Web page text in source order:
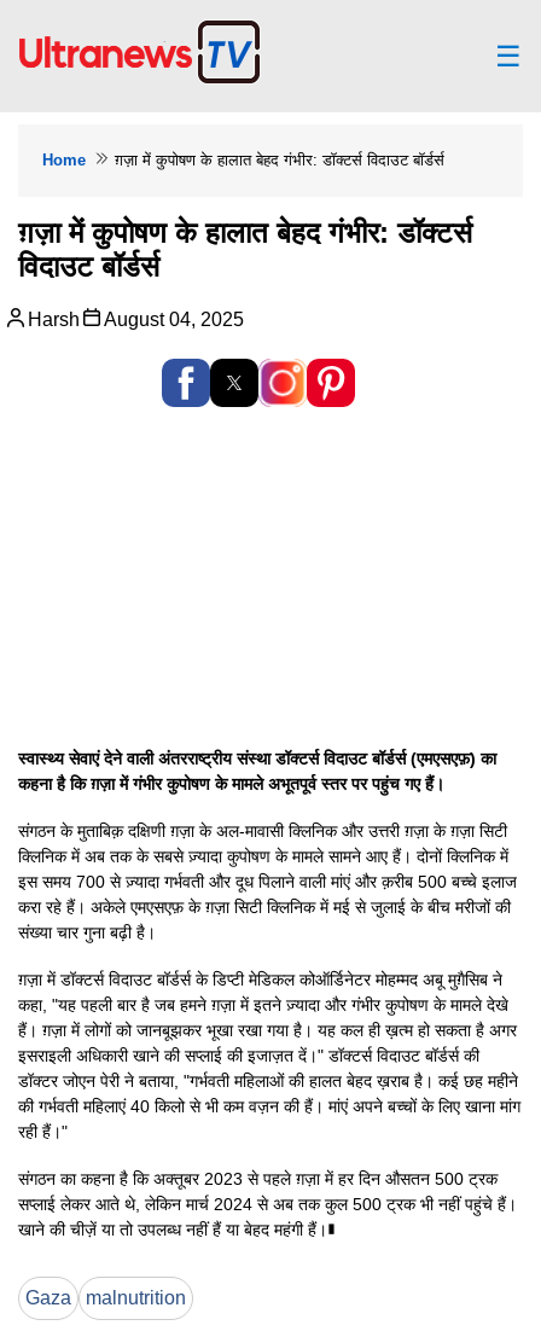
☰
Home ग़ज़ा में कुपोषण के हालात बेहद गंभीर: डॉक्टर्स विदाउट बॉर्डर्स
ग़ज़ा में कुपोषण के हालात बेहद गंभीर: डॉक्टर्स
विदाउट बॉर्डर्स
Harsh August 04, 2025
स्वास्थ्य सेवाएं देने वाली अंतरराष्ट्रीय संस्था डॉक्टर्स विदाउट बॉर्डर्स (एमएसएफ़) का
कहना है कि ग़ज़ा में गंभीर कुपोषण के मामले अभूतपूर्व स्तर पर पहुंच गए हैं।
संगठन के मुताबिक़ दक्षिणी ग़ज़ा के अल-मावासी क्लिनिक और उत्तरी ग़ज़ा के ग़ज़ा सिटी
क्लिनिक में अब तक के सबसे ज़्यादा कुपोषण के मामले सामने आए हैं। दोनों क्लिनिक में
इस समय 700 से ज़्यादा गर्भवती और दूध पिलाने वाली मांएं और क़रीब 500 बच्चे इलाज
करा रहे हैं। अकेले एमएसएफ़ के ग़ज़ा सिटी क्लिनिक में मई से जुलाई के बीच मरीजों की
संख्या चार गुना बढ़ी है।
ग़ज़ा में डॉक्टर्स विदाउट बॉर्डर्स के डिप्टी मेडिकल कोऑर्डिनेटर मोहम्मद अबू मुग़ैसिब ने
कहा, "यह पहली बार है जब हमने ग़ज़ा में इतने ज़्यादा और गंभीर कुपोषण के मामले देखे
हैं। ग़ज़ा में लोगों को जानबूझकर भूखा रखा गया है। यह कल ही ख़त्म हो सकता है अगर
इसराइली अधिकारी खाने की सप्लाई की इजाज़त दें।" डॉक्टर्स विदाउट बॉर्डर्स की
डॉक्टर जोएन पेरी ने बताया, "गर्भवती महिलाओं की हालत बेहद ख़राब है। कई छह महीने
की गर्भवती महिलाएं 40 किलो से भी कम वज़न की हैं। मांएं अपने बच्चों के लिए खाना मांग
रही हैं।"
संगठन का कहना है कि अक्तूबर 2023 से पहले ग़ज़ा में हर दिन औसतन 500 ट्रक
सप्लाई लेकर आते थे, लेकिन मार्च 2024 से अब तक कुल 500 ट्रक भी नहीं पहुंचे हैं।
खाने की चीज़ें या तो उपलब्ध नहीं हैं या बेहद महंगी हैं।∎
Gaza malnutrition